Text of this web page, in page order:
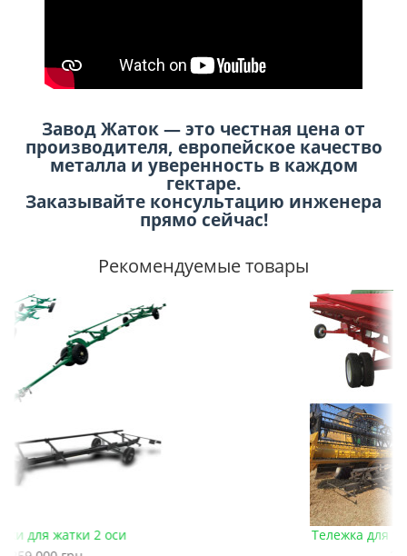
Завод Жаток — это честная цена от
производителя, европейское качество
металла и уверенность в каждом
гектаре.
Заказывайте консультацию инженера
прямо сейчас!
Рекомендуемые товары
Тележка для транспортировки жатки